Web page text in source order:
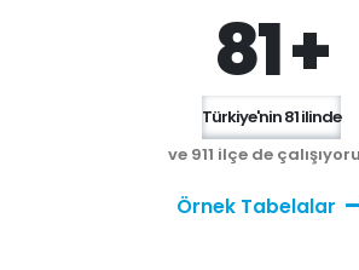
81 +
Türkiye'nin 81 ilinde
ve 911 ilçe de
Örnek Tabelalar